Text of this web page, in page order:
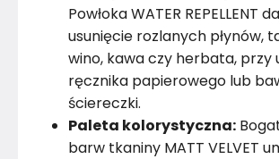
Powłoka WATER REPELLENT
usunięcie rozlanych płynów,
wino, kawa czy herbata, przy
ręcznika papierowego lub
ściereczki.
Paleta kolorystyczna:
barw tkaniny MATT VELVET